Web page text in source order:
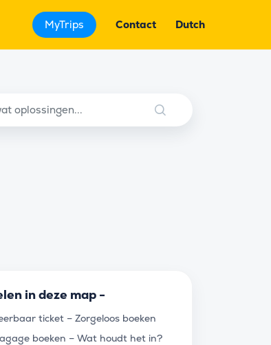
MyTrips Contact Dutch
in deze map -
ticket – Zorgeloos boeken
boeken – Wat houdt het in?